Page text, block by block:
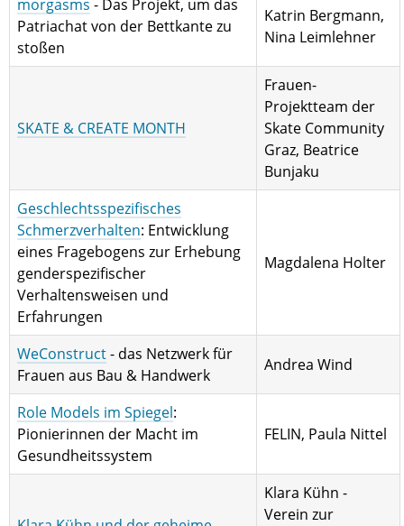
morgasms - Das Projekt, um das
Patriachat von der Bettkante zu
stoßen
Katrin Bergmann,
Nina Leimlehner
SKATE & CREATE MONTH
Frauen-
Projektteam der
Skate Community
Graz, Beatrice
Bunjaku
Geschlechtsspezifisches
Schmerzverhalten: Entwicklung
eines Fragebogens zur Erhebung
genderspezifischer
Verhaltensweisen und
Erfahrungen
Magdalena Holter
WeConstruct- das Netzwerk für
Frauen aus Bau & Handwerk
Andrea Wind
Role Models im Spiegel:
Pionierinnen der Macht im
Gesundheitssystem
FELIN, Paula Nittel
Klara Kühn -
Verein zur